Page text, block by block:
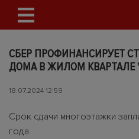
СБЕР ПРОФИНАНСИРУЕТ
ДОМА В ЖИЛОМ
18.07.2024 12:59
Срок сдачи многоэтажки
года